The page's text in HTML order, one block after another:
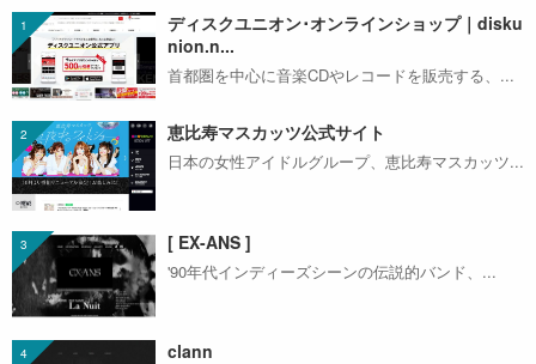
ディスクユニオン･オンラインショップ｜disku
nion.n...
首都圏を中心に音楽CDやレコードを販売する、...
恵比寿マスカッツ公式サイト
日本の女性アイドルグループ、恵比寿マスカッツ...
[ EX-ANS ]
'90年代インディーズシーンの伝説的バンド、...
clann